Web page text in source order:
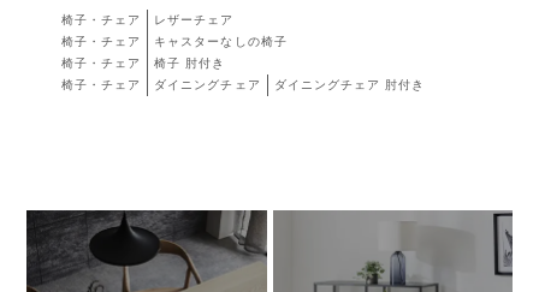
椅子・チェア
レザーチェア
椅子・チェア
キャスターなしの椅子
椅子・チェア
椅子 肘付き
椅子・チェア
ダイニングチェア ダイニングチェア 肘付き